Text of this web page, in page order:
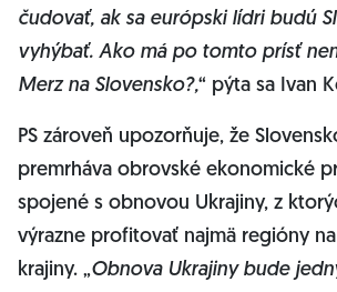
čudovať, ak sa európski lídri budú
vyhýbať. Ako má po tomto prísť
Merz na Slovensko?,“ pýta sa Ivan
PS zároveň upozorňuje, že
premrháva obrovské ekonomické
spojené s obnovou Ukrajiny, z
výrazne profitovať najmä regióny
krajiny. „Obnova Ukrajiny bude